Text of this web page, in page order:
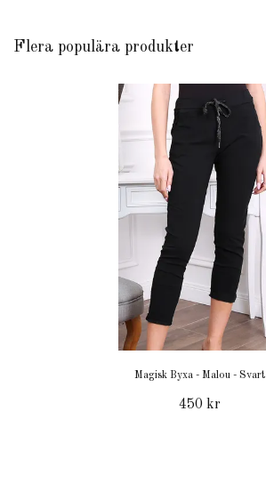
Flera populära produkter
Magisk Byxa - Malou - Svart
450 kr